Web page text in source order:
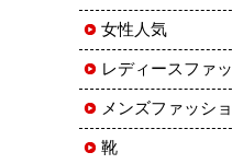
女性人気
レディースファ
メンズファッシ
靴